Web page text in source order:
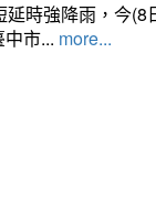
時強降雨，今
市... more...